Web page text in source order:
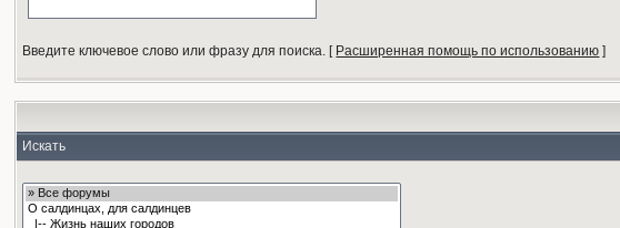
Введите ключевое слово или фразу для поиска. [ Расширенная помощь по использованию ]
Искать